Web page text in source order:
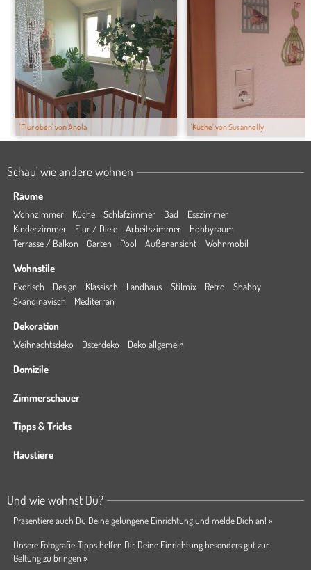
'Flur oben' von Anola 'Küche' von Susannelly
Schau' wie andere wohnen
Räume
Wohnzimmer Küche Schlafzimmer Bad
Esszimmer
Kinderzimmer
Flur / Diele Arbeitszimmer
Hobbyraum
Terrasse / Balkon
Garten Pool Außenansicht Wohnmobil
Wohnstile
Exotisch Design Klassisch Landhaus Stilmix Retro
Shabby
Skandinavisch
Mediterran
Dekoration
Weihnachtsdeko Osterdeko Deko allgemein
Domizile
Zimmerschauer
Tipps & Tricks
Haustiere
Und wie wohnst Du?
Präsentiere auch Du Deine gelungene Einrichtung und melde Dich an! »
Unsere Fotografie-Tipps helfen Dir, Deine Einrichtung besonders gut zur
Geltung zu bringen »